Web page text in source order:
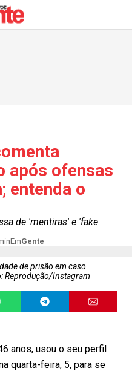
após ofensas
entenda o
de 'mentiras' e 'fake
EmGente
de prisão em caso
Reprodução/Instagram
anos, usou o seu perfil
quarta-feira, 5, para se